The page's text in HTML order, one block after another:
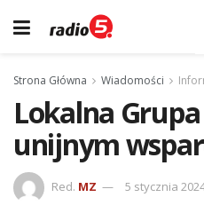
Strona Główna Wiadomości
Lokalna
unijnym
Red. MZ 5 stycznia